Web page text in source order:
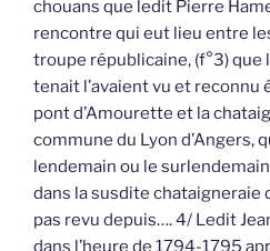
chouans que ledit Pierre
rencontre qui eut lieu entre
troupe républicaine, (f°3) que
tenait l’avaient vu et
pont d’Amourette et la
commune du Lyon d’Angers,
lendemain ou le
dans la susdite chataigneraie
pas revu depuis…. 4/ Ledit
dans l’heure de 1794-1795